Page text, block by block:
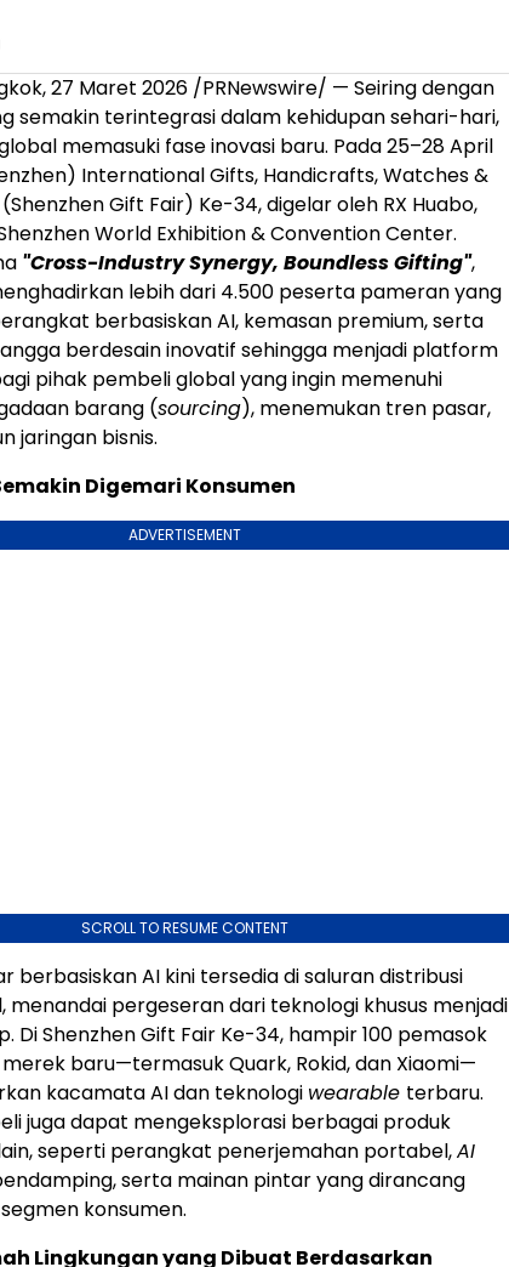
27 Maret 2026 /PRNewswire/ — Seiring dengan
semakin terintegrasi dalam kehidupan sehari-hari,
memasuki fase inovasi baru. Pada 25–28 April
International Gifts, Handicrafts, Watches &
Gift Fair) Ke-34, digelar oleh RX Huabo,
World Exhibition & Convention Center.
"Cross-Industry Synergy, Boundless Gifting",
lebih dari 4.500 peserta pameran yang
berbasiskan AI, kemasan premium, serta
berdesain inovatif sehingga menjadi platform
pihak pembeli global yang ingin memenuhi
barang (sourcing), menemukan tren pasar,
jaringan bisnis.
Digemari Konsumen
ADVERTISEMENT
SCROLL TO RESUME CONTENT
berbasiskan AI kini tersedia di saluran distribusi
menandai pergeseran dari teknologi khusus menjadi
Di Shenzhen Gift Fair Ke-34, hampir 100 pemasok
baru—termasuk Quark, Rokid, dan Xiaomi—
kacamata AI dan teknologi wearable terbaru.
juga dapat mengeksplorasi berbagai produk
seperti perangkat penerjemahan portabel,AI
serta mainan pintar yang dirancang
konsumen.
Lingkungan yang Dibuat Berdasarkan